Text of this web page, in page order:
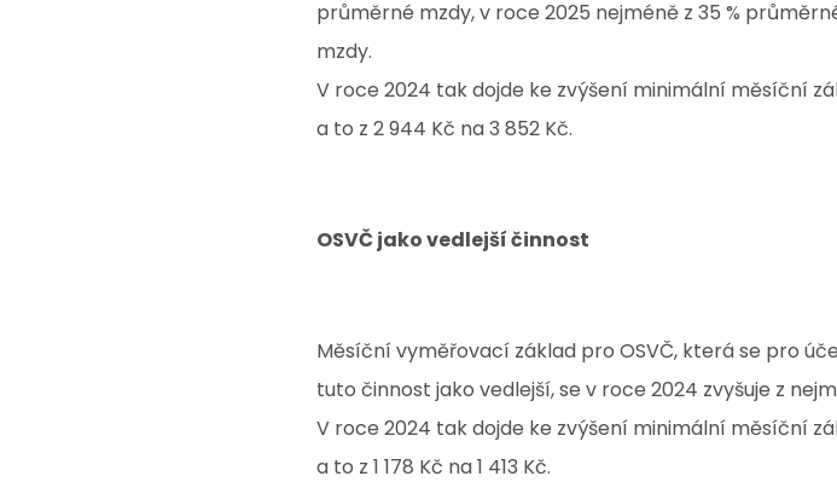
průměrné mzdy, v roce 2025 nejméně z 35 %
mzdy.
V roce 2024 tak dojde ke zvýšení minimální měsíční
a to z 2 944 Kč na 3 852 Kč.
OSVČ jako vedlejší činnost
Měsíční vyměřovací základ pro OSVČ, která se pro
tuto činnost jako vedlejší, se v roce 2024 zvyšuje z
V roce 2024 tak dojde ke zvýšení minimální měsíční
a to z 1 178 Kč na 1 413 Kč.